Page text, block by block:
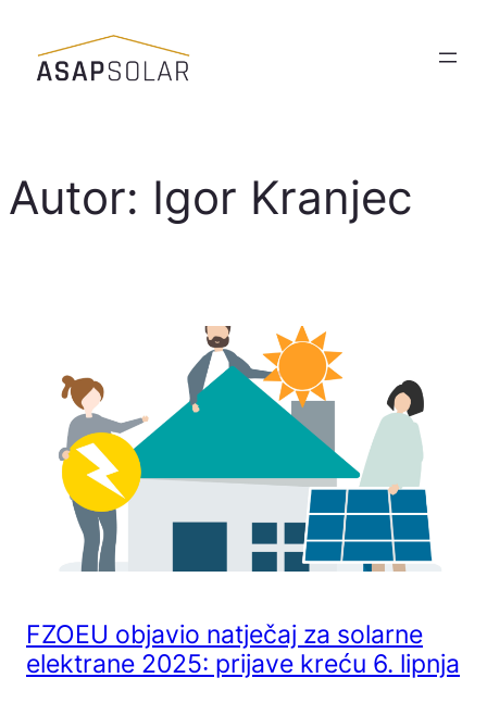
sadržaja
Autor: Igor Kranjec
FZOEU objavio natječaj za solarne
elektrane 2025: prijave kreću 6. lipnja